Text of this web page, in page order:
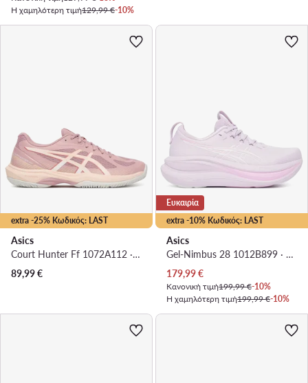
Η χαμηλότερη τιμή129,99 €-10%
extra -25% Κωδικός: LAST
Asics
Court Hunter Ff 1072A112 · Παπούτσια Σάλας
89,99€
extra -10% Κωδικός: LAST
Ευκαιρία
Asics
Gel-Nimbus 28 1012B899 · Παπούτσια για Τρέξιμο
Τρέχουσα τιμή
179,99€
Κανονική τιμή199,99 €-10%
Η χαμηλότερη τιμή199,99 €-10%